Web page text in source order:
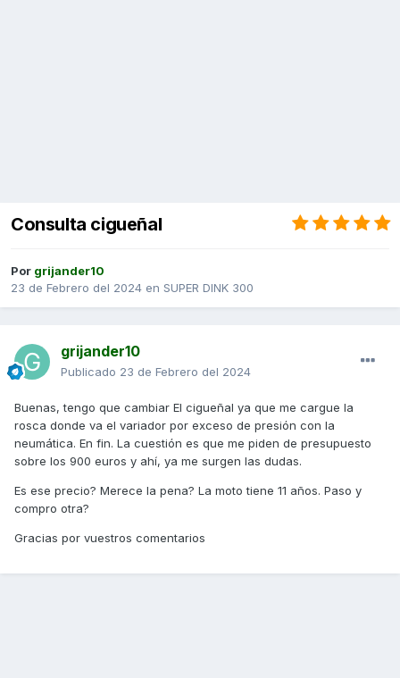
Consulta cigueñal
Por grijander10
23 de Febrero del 2024 en SUPER DINK 300
grijander10
Publicado 23 de Febrero del 2024
Buenas, tengo que cambiar El cigueñal ya que me cargue la
rosca donde va el variador por exceso de presión con la
neumática. En fin. La cuestión es que me piden de presupuesto
sobre los 900 euros y ahí, ya me surgen las dudas.
Es ese precio? Merece la pena? La moto tiene 11 años. Paso y
compro otra?
Gracias por vuestros comentarios